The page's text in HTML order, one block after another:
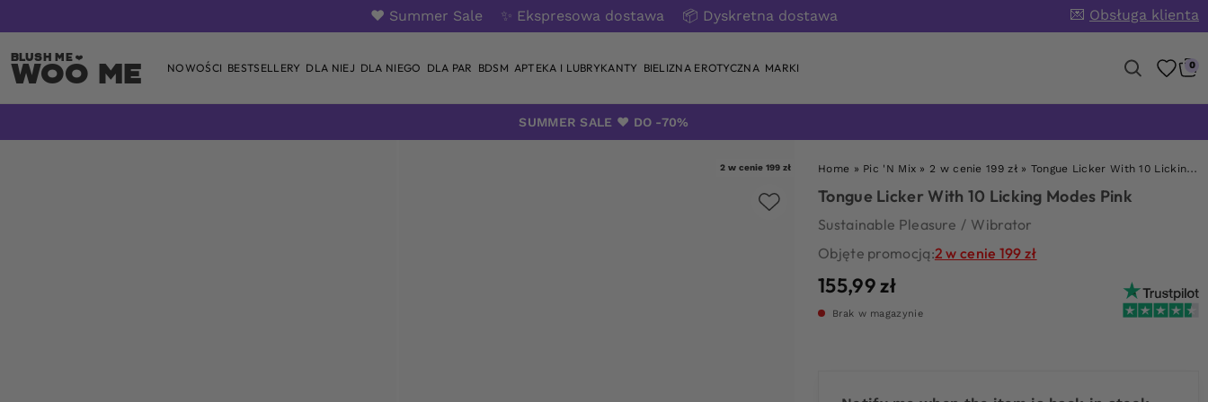
❤️ Summer Sale ✨ Ekspresowa dostawa 📦 Dyskretna dostawa 💌 Obsługa klienta
Woo Me NOWOŚCI BESTSELLERY DLA NIEJ DLA NIEGO DLA PAR BDSM APTEKA I LUBRYKANTY BIELIZNA EROTYCZNA MARKI 0
SUMMER SALE ❤️ DO -70%
2 w cenie 199 zł Home » Pic 'N Mix » 2 w cenie 199 zł» Tongue Licker With 10 Licking Modes Pink
Tongue Licker With 10 Licking Modes Pink
Sustainable Pleasure / Wibrator
Objęte promocją:2 w cenie 199 zł
155,99zł
Brak w magazynie